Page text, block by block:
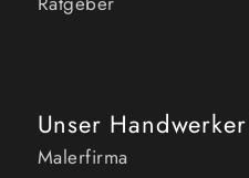
Unser
Malerfirma